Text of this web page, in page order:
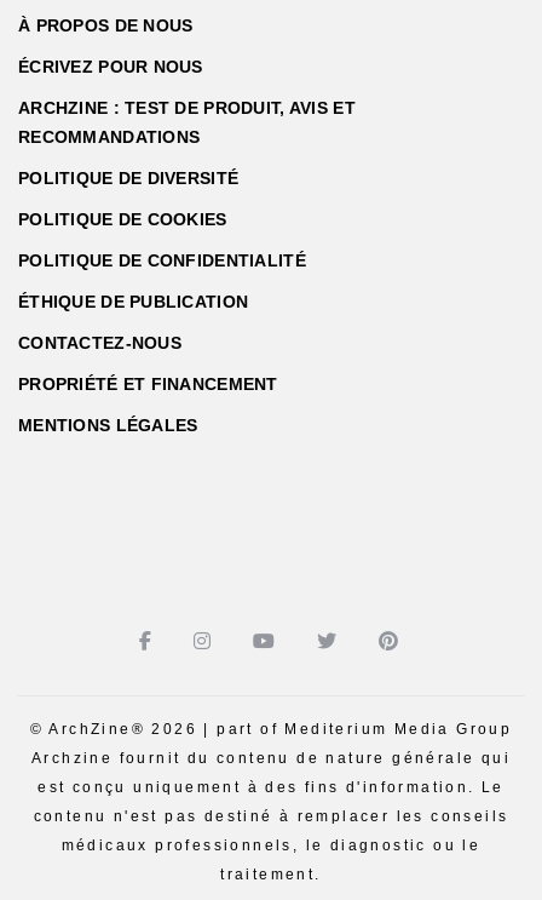
À PROPOS DE NOUS
ÉCRIVEZ POUR NOUS
ARCHZINE : TEST DE PRODUIT, AVIS ET
RECOMMANDATIONS
POLITIQUE DE DIVERSITÉ
POLITIQUE DE COOKIES
POLITIQUE DE CONFIDENTIALITÉ
ÉTHIQUE DE PUBLICATION
CONTACTEZ-NOUS
PROPRIÉTÉ ET FINANCEMENT
MENTIONS LÉGALES
© ArchZine® 2026 | part of Mediterium Media Group
Archzine fournit du contenu de nature générale qui
est conçu uniquement à des fins d'information. Le
contenu n'est pas destiné à remplacer les conseils
médicaux professionnels, le diagnostic ou le
traitement.